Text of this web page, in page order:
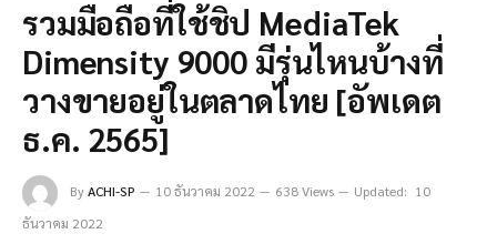
รวมมือถือที่ใช้ชิป MediaTek
Dimensity 9000 มีรุ่นไหนบ้างที่
วางขายอยู่ในตลาดไทย [อัพเดต
ธ.ค. 2565]
ByACHI-SP 10 ธันวาคม 2022 638 Views Updated: 10
ธันวาคม 2022